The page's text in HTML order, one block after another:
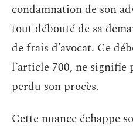
condamnation de son
tout débouté de sa
de frais d’avocat. Ce
l’article 700, ne signifie
perdu son procès.
Cette nuance échappe